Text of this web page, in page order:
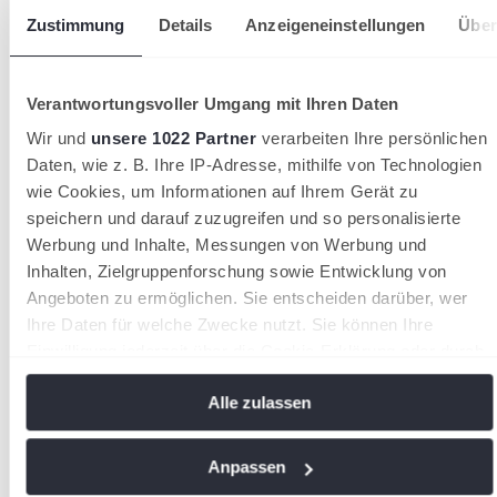
Zustimmung Details Anzeigeneinstellungen
Verantwortungsvoller Umgang mit Ihren Daten
Wir und unsere 1022 Partnerverarbeiten Ihre persönlichen
Daten, wie z. B. Ihre IP-Adresse, mithilfe von Technologien
wie Cookies, um Informationen auf Ihrem Gerät zu
speichern und darauf zuzugreifen und so personalisierte
Werbung und Inhalte, Messungen von Werbung und
Inhalten, Zielgruppenforschung sowie Entwicklung von
Angeboten zu ermöglichen. Sie entscheiden darüber, wer
Ihre Daten für welche Zwecke nutzt. Sie können Ihre
Klicken auf das Privacy Trigger Symbol ändern oder
Wenn Sie es erlauben, würden wir auch gerne:
Alle zulassen
Anpassen
Offizielle Partner des STB